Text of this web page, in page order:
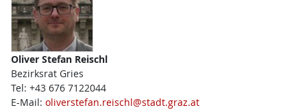
Oliver Stefan Reischl
Bezirksrat Gries
Tel: +43 676 7122044
E-Mail: oliverstefan.reischl@stadt.graz.at